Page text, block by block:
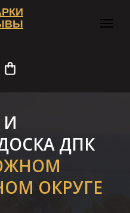
И
ДПК
ОКРУГЕ